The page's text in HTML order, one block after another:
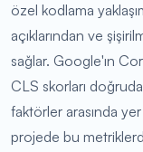
özel kodlama
açıklarından ve
sağlar. Google'ın
CLS skorları
faktörler arasında yer
projede bu